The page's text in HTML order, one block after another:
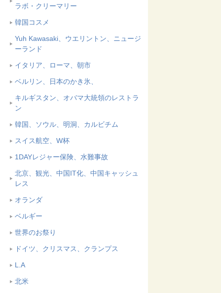
ラボ・クリーマリー
韓国コスメ
Yuh Kawasaki、ウエリントン、ニュージ
ーランド
イタリア、ローマ、朝市
ベルリン、日本のかき氷、
キルギスタン、オバマ大統領のレストラ
ン
韓国、ソウル、明洞、カルビチム
スイス航空、W杯
1DAYレジャー保険、水難事故
北京、観光、中国IT化、中国キャッシュ
レス
オランダ
ベルギー
世界のお祭り
ドイツ、クリスマス、クランプス
L.A
北米